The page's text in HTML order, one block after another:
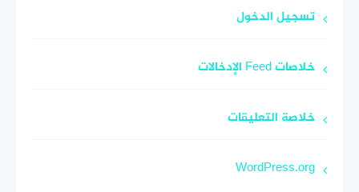
تسجيل الدخول
خلاصات Feed الإدخالات
خلاصة التعليقات
WordPress.org